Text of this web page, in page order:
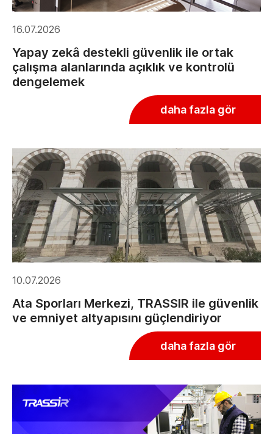
16.07.2026
Yapay zekâ destekli güvenlik ile ortak
çalışma alanlarında açıklık ve kontrolü
dengelemek
daha fazla gör
10.07.2026
Ata Sporları Merkezi, TRASSIR ile güvenlik
ve emniyet altyapısını güçlendiriyor
daha fazla gör